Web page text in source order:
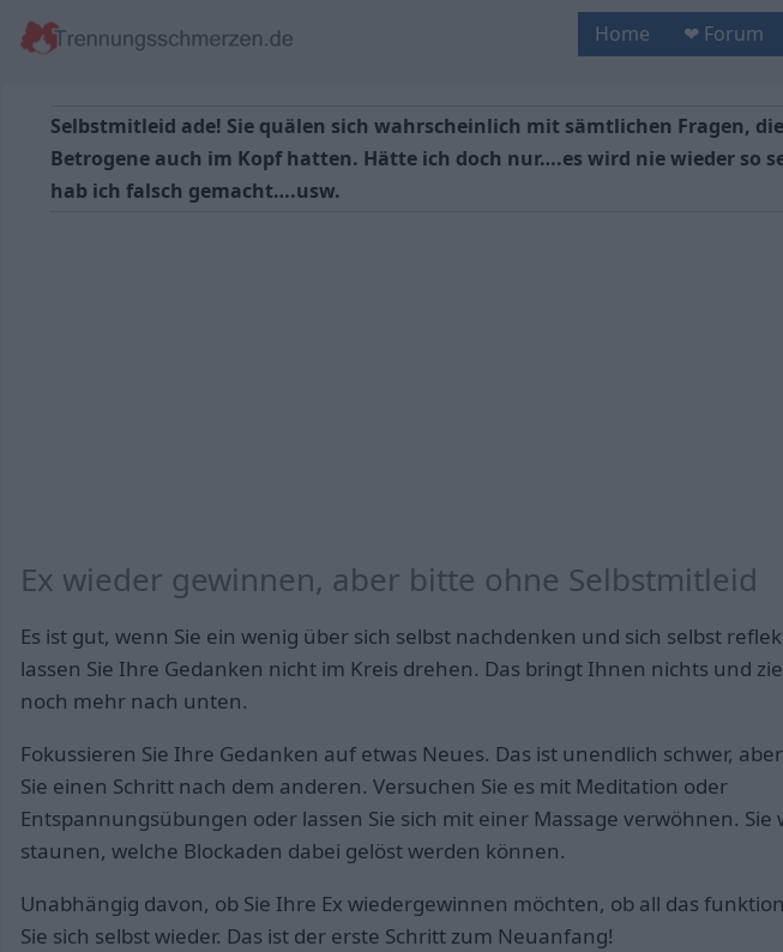
Home ❤ Forum
Selbstmitleid ade! Sie quälen sich wahrscheinlich mit sämtlichen Fragen,
Betrogene auch im Kopf hatten. Hätte ich doch nur….es wird nie wieder
hab ich falsch gemacht….usw.
Ex wieder gewinnen, aber bitte ohne Selbstmitleid
Es ist gut, wenn Sie ein wenig über sich selbst nachdenken und sich selbst
lassen Sie Ihre Gedanken nicht im Kreis drehen. Das bringt Ihnen nichts und
noch mehr nach unten.
Fokussieren Sie Ihre Gedanken auf etwas Neues. Das ist unendlich schwer,
Sie einen Schritt nach dem anderen. Versuchen Sie es mit Meditation oder
Entspannungsübungen oder lassen Sie sich mit einer Massage verwöhnen. Sie
staunen, welche Blockaden dabei gelöst werden können.
Unabhängig davon, ob Sie Ihre Ex wiedergewinnen möchten, ob all das
Sie sich selbst wieder. Das ist der erste Schritt zum Neuanfang!